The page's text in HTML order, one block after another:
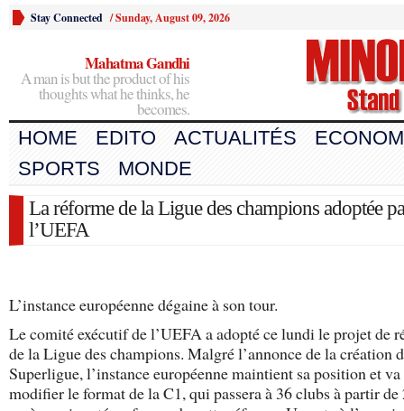
Stay Connected /Sunday, August 09, 2026
Mahatma Gandhi
A man is but the product of his
thoughts what he thinks, he
becomes.
HOME EDITO ACTUALITÉS
SPORTS
MONDE
La réforme de la Ligue des champions adoptée
l’UEFA
L’instance européenne dégaine à son tour.
Le comité exécutif de l’UEFA a adopté ce lundi le projet de
de la Ligue des champions. Malgré l’annonce de la création
Superligue, l’instance européenne maintient sa position et
modifier le format de la C1, qui passera à 36 clubs à partir de